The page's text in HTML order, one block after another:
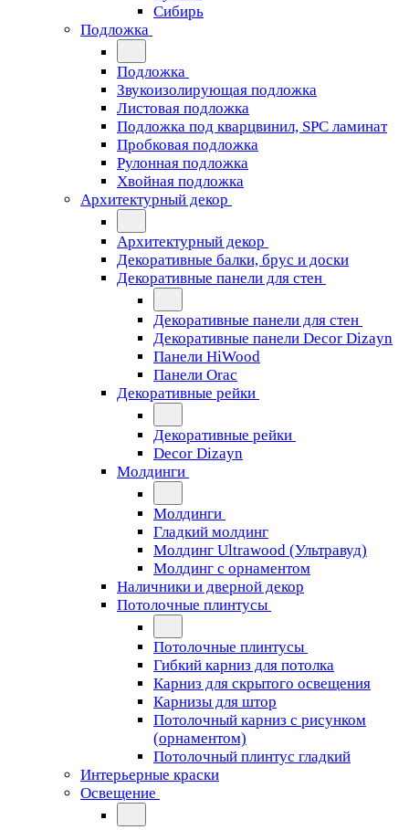
Сибирь
Подложка
Подложка
Звукоизолирующая подложка
Листовая подложка
Подложка под кварцвинил, SPC ламинат
Пробковая подложка
Рулонная подложка
Хвойная подложка
Архитектурный декор
Архитектурный декор
Декоративные балки, брус и доски
Декоративные панели для стен
Декоративные панели для стен
Декоративные панели Decor Dizayn
Панели HiWood
Панели Orac
Декоративные рейки
Декоративные рейки
Decor Dizayn
Молдинги
Молдинги
Гладкий молдинг
Молдинг Ultrawood (Ультравуд)
Молдинг с орнаментом
Наличники и дверной декор
Потолочные плинтусы
Потолочные плинтусы
Гибкий карниз для потолка
Карниз для скрытого освещения
Карнизы для штор
Потолочный карниз с рисунком
(орнаментом)
Потолочный плинтус гладкий
Интерьерные краски
Освещение